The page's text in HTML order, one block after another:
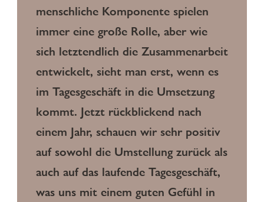
menschliche Komponente spielen
immer eine große Rolle, aber wie
sich letztendlich die Zusammenarbeit
entwickelt, sieht man erst, wenn es
im Tagesgeschäft in die Umsetzung
kommt. Jetzt rückblickend nach
einem Jahr, schauen wir sehr positiv
auf sowohl die Umstellung zurück als
auch auf das laufende Tagesgeschäft,
was uns mit einem guten Gefühl in